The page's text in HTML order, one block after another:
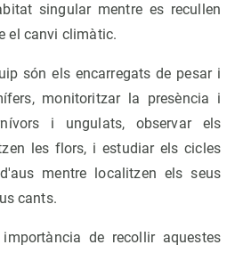
singular mentre es recullen
el canvi climàtic.
són els encarregats de pesar i
monitoritzar la presència i
i ungulats, observar els
les flors, i estudiar els cicles
mentre localitzen els seus
cants.
de recollir aquestes